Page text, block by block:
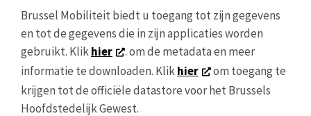
Brussel Mobiliteit biedt u toegang tot zijn gegevens
en tot de gegevens die in zijn applicaties worden
gebruikt. Klikhier
. om de metadata en meer
informatie te downloaden. Klikhier
om toegang te
krijgen tot de officiële datastore voor het Brussels
Hoofdstedelijk Gewest.